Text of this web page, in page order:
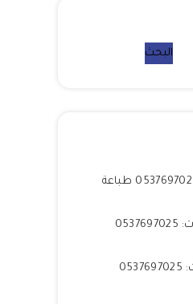
البحث
معلم ورق جدران مكة ت: 0537697025 طباعة
مقاول دهانات خارجية جدة ت: 0537697025
دهانات جدران داخلية مكة ت: 0537697025